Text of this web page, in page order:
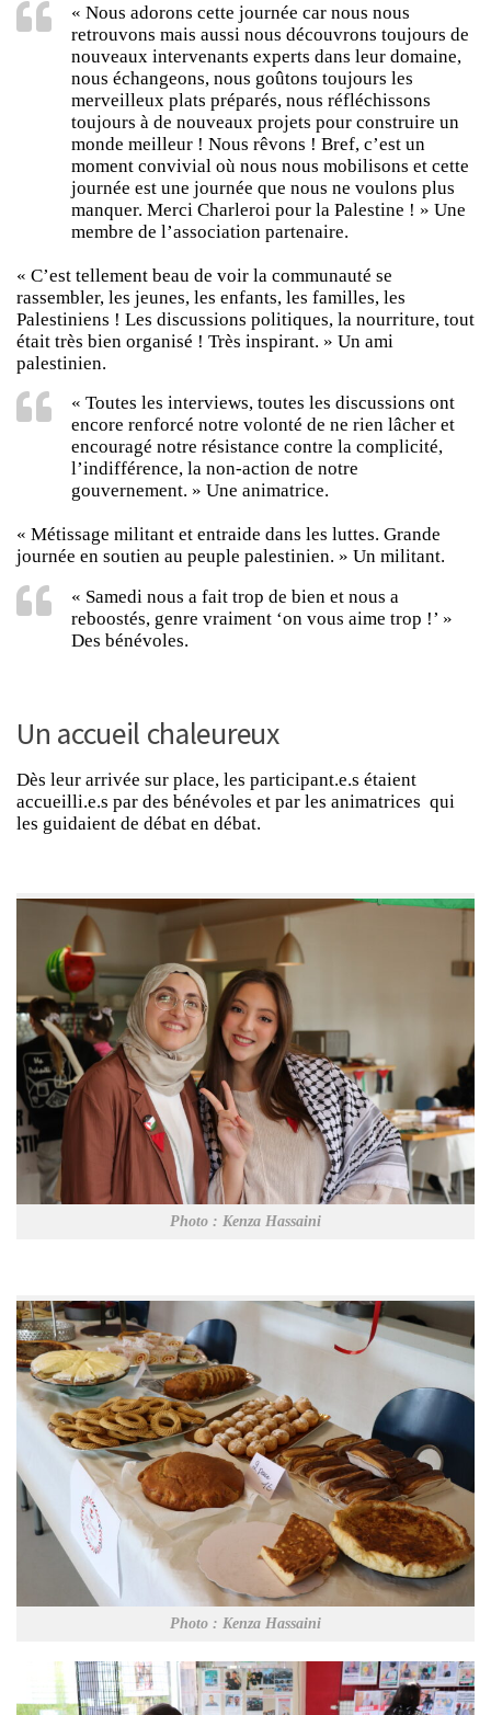
« Nous adorons cette journée car nous nous
retrouvons mais aussi nous découvrons toujours de
nouveaux intervenants experts dans leur domaine,
nous échangeons, nous goûtons toujours les
merveilleux plats préparés, nous réfléchissons
toujours à de nouveaux projets pour construire un
monde meilleur ! Nous rêvons ! Bref, c’est un
moment convivial où nous nous mobilisons et cette
journée est une journée que nous ne voulons plus
manquer. Merci Charleroi pour la Palestine ! » Une
membre de l’association partenaire.
« C’est tellement beau de voir la communauté se
rassembler, les jeunes, les enfants, les familles, les
Palestiniens ! Les discussions politiques, la nourriture, tout
était très bien organisé ! Très inspirant. » Un ami
palestinien.
« Toutes les interviews, toutes les discussions ont
encore renforcé notre volonté de ne rien lâcher et
encouragé notre résistance contre la complicité,
l’indifférence, la non-action de notre
gouvernement. » Une animatrice.
« Métissage militant et entraide dans les luttes. Grande
journée en soutien au peuple palestinien. » Un militant.
« Samedi nous a fait trop de bien et nous a
reboostés, genre vraiment ‘on vous aime trop !’ »
Des bénévoles.
Un accueil chaleureux
Dès leur arrivée sur place, les participant.e.s étaient
accueilli.e.s par des bénévoles et par les animatrices qui
les guidaient de débat en débat.
Photo : Kenza Hassaini
Photo : Kenza Hassaini